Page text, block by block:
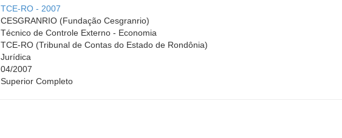
TCE-RO - 2007
CESGRANRIO (Fundação Cesgranrio)
Técnico de Controle Externo - Economia
TCE-RO (Tribunal de Contas do Estado de Rondônia)
Jurídica
04/2007
Superior Completo